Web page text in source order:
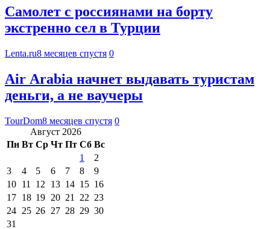
Самолет с россиянами на борту
экстренно сел в Турции
Lenta.ru8 месяцев спустя 0
Air Arabia начнет выдавать туристам
деньги, а не ваучеры
TourDom8 месяцев спустя 0
Август 2026
Пн Вт Ср Чт Пт Сб Вс
1
2
3
4 5 6 7 8
9
10 11 12 13 14 15 16
17 18 19 20 21 22 23
24 25 26 27 28 29 30
31